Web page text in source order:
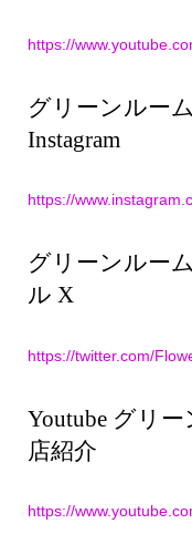
https://
グリーンルー
Instagram
https://
グリーンル
ル X
https://twitter.com/
Youtube グリ
店紹介
https://